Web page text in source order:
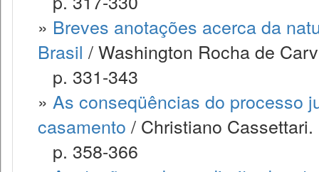
» Breves anotações acerca da
Brasil / Washington Rocha de
p. 331-343
» As conseqüências do processo
casamento / Christiano Cassettari.
p. 358-366